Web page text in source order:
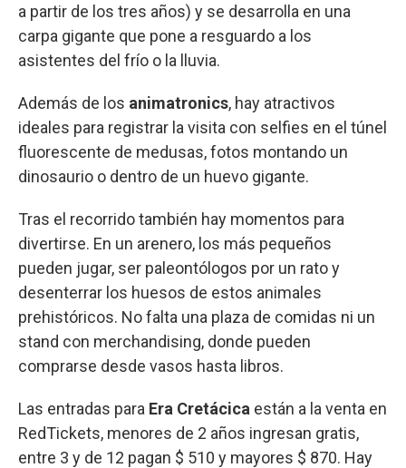
a partir de los tres años) y se desarrolla en una
carpa gigante que pone a resguardo a los
asistentes del frío o la lluvia.
Además de los animatronics, hay atractivos
ideales para registrar la visita con selfies en el túnel
fluorescente de medusas, fotos montando un
dinosaurio o dentro de un huevo gigante.
Tras el recorrido también hay momentos para
divertirse. En un arenero, los más pequeños
pueden jugar, ser paleontólogos por un rato y
desenterrar los huesos de estos animales
prehistóricos. No falta una plaza de comidas ni un
stand con merchandising, donde pueden
comprarse desde vasos hasta libros.
Las entradas para Era Cretácica están a la venta en
RedTickets, menores de 2 años ingresan gratis,
entre 3 y de 12 pagan $ 510 y mayores $ 870. Hay